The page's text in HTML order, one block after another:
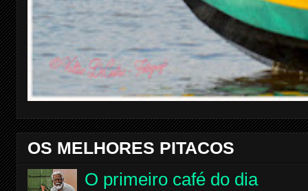
OS MELHORES PITACOS
O primeiro café do dia